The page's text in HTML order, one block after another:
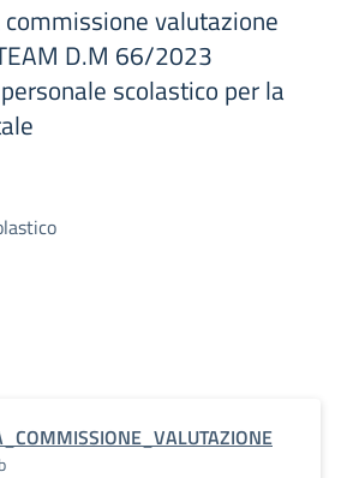
valutazione
D.M 66/2023
scolastico per la